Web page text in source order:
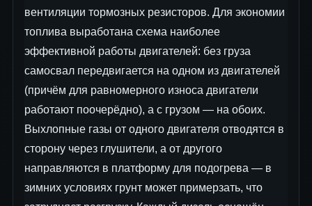
вентиляции тормозных резисторов. Для экономии
топлива выработана схема наиболее
эффективной работы двигателей: без груза
самосвал передвигается на одном из двигателей
(причём для равномерного износа двигатели
работают поочерёдно), а с грузом — на обоих.
Выхлопные газы от одного двигателя отводятся в
сторону через глушители, а от другого
направляются в платформу для подогрева — в
зимних условиях грунт может примерзать, что